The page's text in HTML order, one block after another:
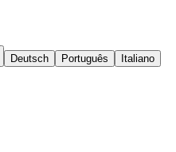
Deutsch Português
Italiano